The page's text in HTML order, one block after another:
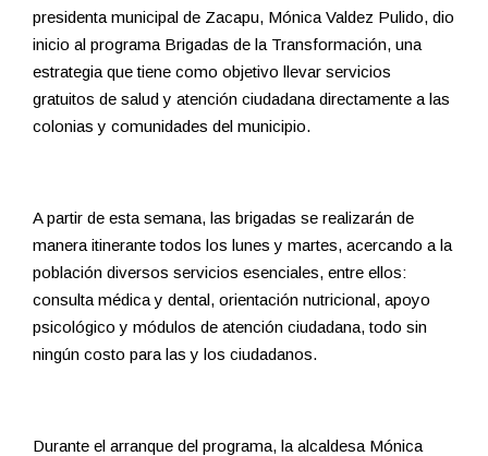
presidenta municipal de Zacapu, Mónica Valdez Pulido, dio
inicio al programa Brigadas de la Transformación, una
estrategia que tiene como objetivo llevar servicios
gratuitos de salud y atención ciudadana directamente a las
colonias y comunidades del municipio.
A partir de esta semana, las brigadas se realizarán de
manera itinerante todos los lunes y martes, acercando a la
población diversos servicios esenciales, entre ellos:
consulta médica y dental, orientación nutricional, apoyo
psicológico y módulos de atención ciudadana, todo sin
ningún costo para las y los ciudadanos.
Durante el arranque del programa, la alcaldesa Mónica